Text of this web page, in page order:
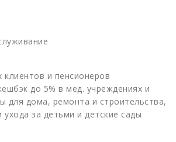
клиентов и пенсионеров
до 5% в мед. учреждениях и
для дома, ремонта и строительства,
ухода за детьми и детские сады